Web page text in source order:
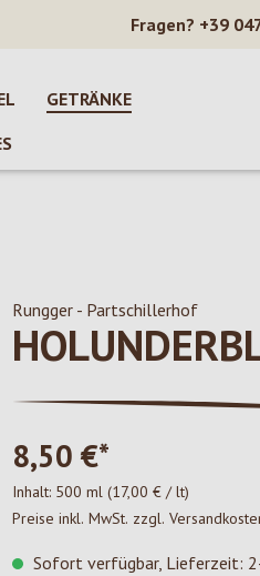
Fragen? +39
GETRÄNKE
Rungger - Partschillerhof
8,50 €*
Inhalt: 500 ml (17,00 € / lt)
Preise inkl. MwSt. zzgl.
Sofort verfügbar, Lieferzeit: